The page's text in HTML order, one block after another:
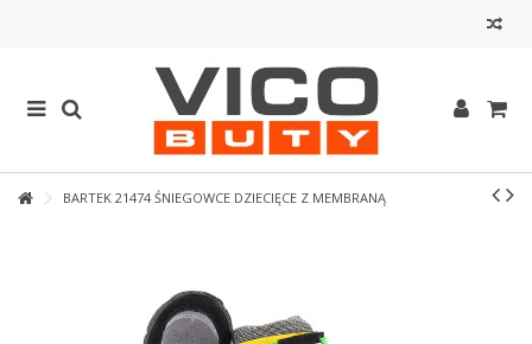
BARTEK 21474 ŚNIEGOWCE DZIECIĘCE Z MEMBRANĄ